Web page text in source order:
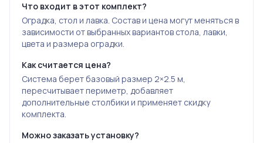
Что входит в этот комплект?
Оградка, стол и лавка. Состав и цена могут меняться в
зависимости от выбранных вариантов стола, лавки,
цвета и размера оградки.
Как считается цена?
Система берет базовый размер 2×2.5 м,
пересчитывает периметр, добавляет
дополнительные столбики и применяет скидку
комплекта.
Можно заказать установку?